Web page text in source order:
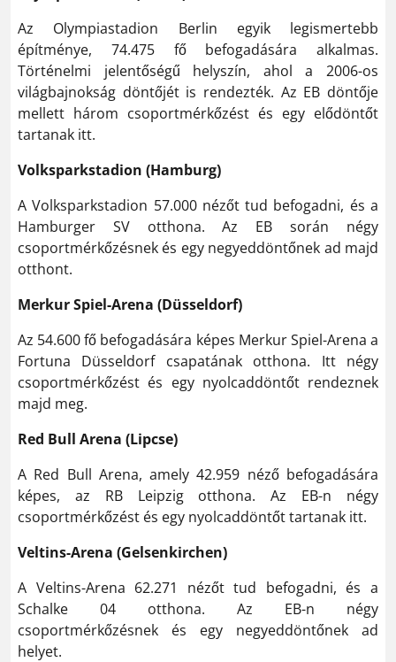
Az Olympiastadion Berlin egyik legismertebb
építménye, 74.475 fő befogadására alkalmas.
Történelmi jelentőségű helyszín, ahol a 2006-os
világbajnokság döntőjét is rendezték. Az EB döntője
mellett három csoportmérkőzést és egy elődöntőt
tartanak itt.
Volksparkstadion (Hamburg)
A Volksparkstadion 57.000 nézőt tud befogadni, és a
Hamburger SV otthona. Az EB során négy
csoportmérkőzésnek és egy negyeddöntőnek ad majd
otthont.
Merkur Spiel-Arena (Düsseldorf)
Az 54.600 fő befogadására képes Merkur Spiel-Arena a
Fortuna Düsseldorf csapatának otthona. Itt négy
csoportmérkőzést és egy nyolcaddöntőt rendeznek
majd meg.
Red Bull Arena (Lipcse)
A Red Bull Arena, amely 42.959 néző befogadására
képes, az RB Leipzig otthona. Az EB-n négy
csoportmérkőzést és egy nyolcaddöntőt tartanak itt.
Veltins-Arena (Gelsenkirchen)
A Veltins-Arena 62.271 nézőt tud befogadni, és a
Schalke 04 otthona. Az EB-n négy
csoportmérkőzésnek és egy negyeddöntőnek ad
helyet.